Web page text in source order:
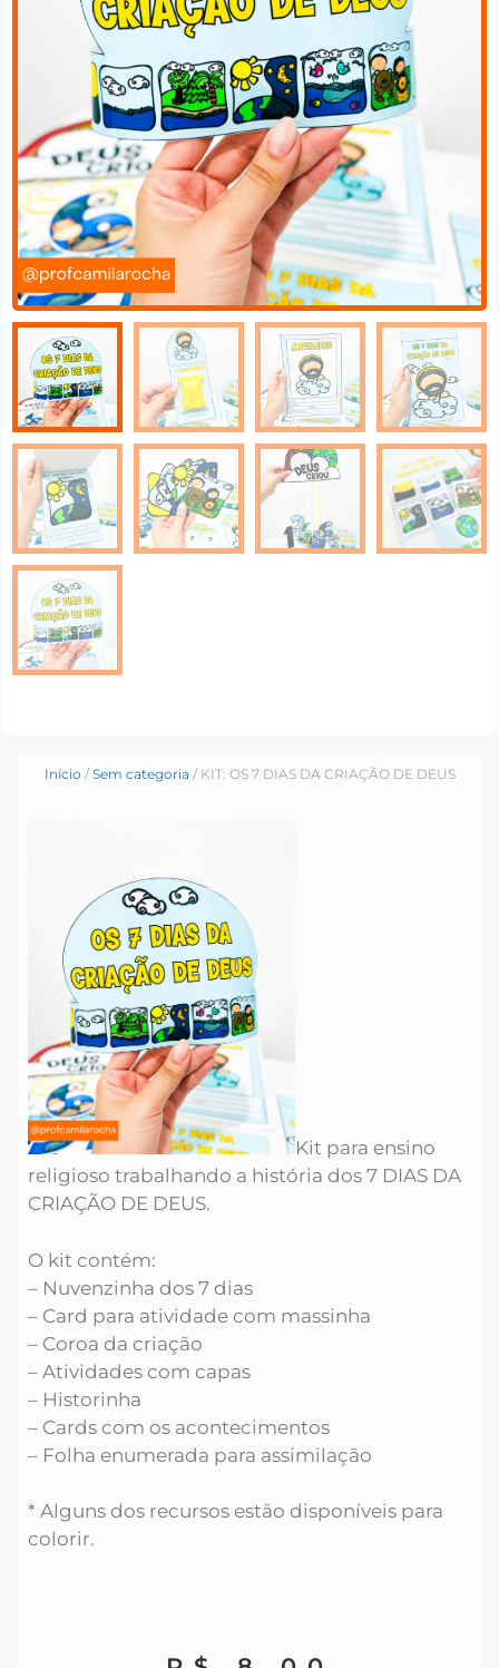
Início / Sem categoria / KIT: OS 7 DIAS DA CRIAÇÃO DE DEUS
Kit para ensino
religioso trabalhando a história dos 7 DIAS DA
CRIAÇÃO DE DEUS.
O kit contém:
– Nuvenzinha dos 7 dias
– Card para atividade com massinha
– Coroa da criação
– Atividades com capas
– Historinha
– Cards com os acontecimentos
– Folha enumerada para assimilação
* Alguns dos recursos estão disponíveis para
colorir.